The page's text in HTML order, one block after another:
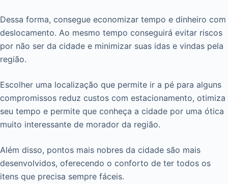
Dessa forma, consegue economizar tempo e dinheiro com
deslocamento. Ao mesmo tempo conseguirá evitar riscos
por não ser da cidade e minimizar suas idas e vindas pela
região.
Escolher uma localização que permite ir a pé para alguns
compromissos reduz custos com estacionamento, otimiza
seu tempo e permite que conheça a cidade por uma ótica
muito interessante de morador da região.
Além disso, pontos mais nobres da cidade são mais
desenvolvidos, oferecendo o conforto de ter todos os
itens que precisa sempre fáceis.